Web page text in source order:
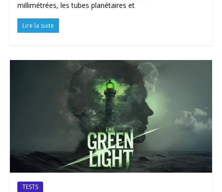
millimétrées, les tubes planétaires et
Lire la suite
TESTS